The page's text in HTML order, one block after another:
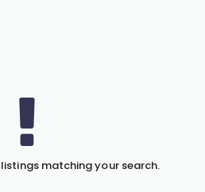
listings matching your search.